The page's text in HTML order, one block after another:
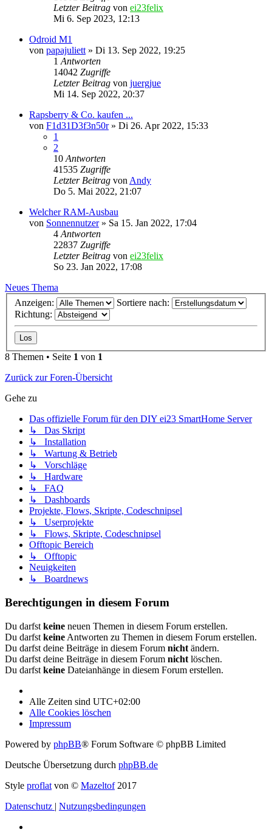
Letzter Beitrag von ei23felix
Mi 6. Sep 2023, 12:13
Odroid M1
von papajuliett » Di 13. Sep 2022, 19:25
1 Antworten
14042 Zugriffe
Letzter Beitrag von juergjue
Mi 14. Sep 2022, 20:37
Rapsberry & Co. kaufen ...
von F1d31D3f3n50r» Di 26. Apr 2022, 15:33
1
2
10 Antworten
41535 Zugriffe
Letzter Beitrag von Andy
Do 5. Mai 2022, 21:07
Welcher RAM-Ausbau
von Sonnennutzer» Sa 15. Jan 2022, 17:04
4 Antworten
22837 Zugriffe
Letzter Beitrag von ei23felix
So 23. Jan 2022, 17:08
Neues Thema
Anzeigen:
Sortiere nach:
Richtung:
8 Themen • Seite 1 von 1
Zurück zur Foren-Übersicht
Gehe zu
Das offizielle Forum für den DIY ei23 SmartHome Server
↳ Das Skript
↳ Installation
↳ Wartung & Betrieb
↳ Vorschläge
↳ Hardware
↳ FAQ
↳ Dashboards
Projekte, Flows, Skripte, Codeschnipsel
↳ Userprojekte
↳ Flows, Skripte, Codeschnipsel
Offtopic Bereich
↳ Offtopic
Neuigkeiten
↳ Boardnews
Berechtigungen in diesem Forum
Du darfst keine neuen Themen in diesem Forum erstellen.
Du darfst keine Antworten zu Themen in diesem Forum erstellen.
Du darfst deine Beiträge in diesem Forum nicht ändern.
Du darfst deine Beiträge in diesem Forum nicht löschen.
Du darfst keine Dateianhänge in diesem Forum erstellen.
Alle Zeiten sind UTC+02:00
Alle Cookies löschen
Impressum
Powered by phpBB® Forum Software © phpBB Limited
Deutsche Übersetzung durch phpBB.de
Style proflat von © Mazeltof2017
Datenschutz | Nutzungsbedingungen